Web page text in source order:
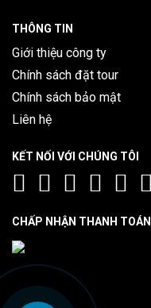
THÔNG TIN
Giới thiệu công ty
Chính sách đặt tour
Chính sách bảo mật
Liên hệ
KẾT NỐI VỚI CHÚNG TÔI
CHẤP NHẬN THANH TOÁN